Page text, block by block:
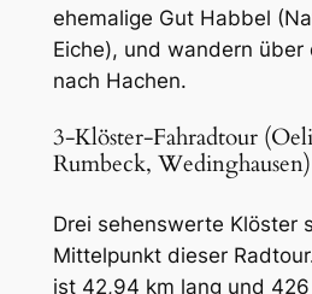
ehemalige Gut Habbel
Eiche), und wandern über
nach Hachen.
3-Klöster-Fahradtour
Rumbeck, Wedinghausen)
Drei sehenswerte Klöster
Mittelpunkt dieser
ist 42,94 km lang und